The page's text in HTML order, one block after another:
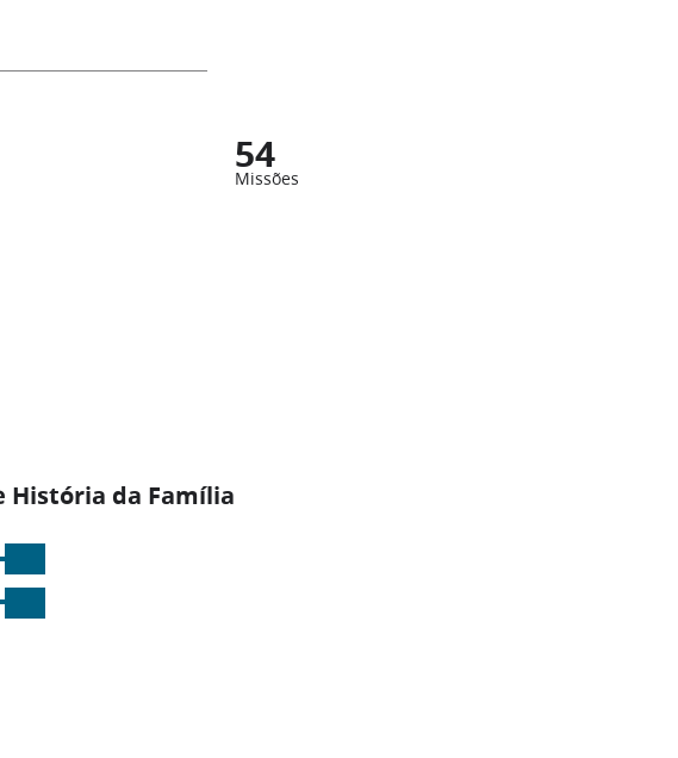
54
Missões
História da Família